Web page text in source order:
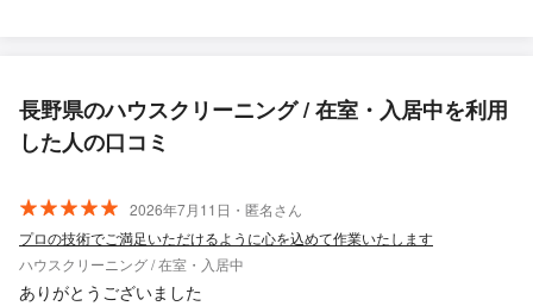
長野県のハウスクリーニング / 在室・入居中を利用
した人の口コミ
2026年7月11日・匿名さん
プロの技術でご満足いただけるように心を込めて作業いたします
ハウスクリーニング / 在室・入居中
ありがとうございました